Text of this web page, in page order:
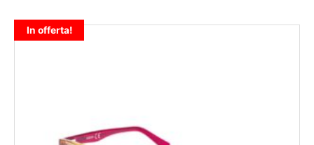
In offerta!